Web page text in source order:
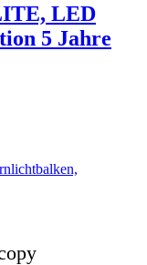
LED
5 Jahre